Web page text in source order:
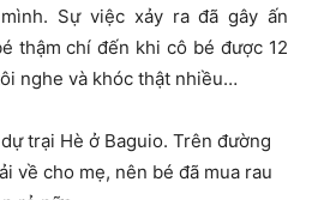
Sự việc xảy ra đã gây ấn
thậm chí đến khi cô bé được 12
nghe và khóc thật nhiều…
trại Hè ở Baguio. Trên đường
về cho mẹ, nên bé đã mua rau